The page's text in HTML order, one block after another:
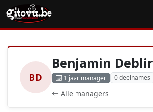
BD
Benjamin Deblir
1 jaar manager 0 deelnames
Alle managers